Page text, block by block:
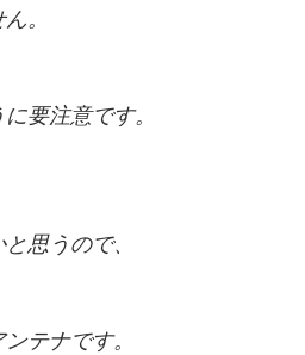
。
要注意です。
思うので、
テナです。